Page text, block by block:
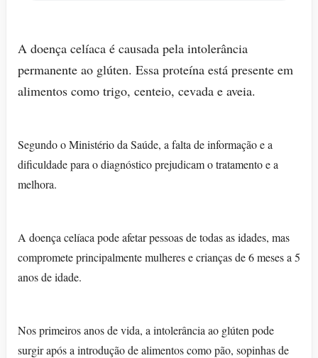
A doença celíaca é causada pela intolerância
permanente ao glúten. Essa proteína está presente em
alimentos como trigo, centeio, cevada e aveia.
Segundo o Ministério da Saúde, a falta de informação e a
dificuldade para o diagnóstico prejudicam o tratamento e a
melhora.
A doença celíaca pode afetar pessoas de todas as idades, mas
compromete principalmente mulheres e crianças de 6 meses a 5
anos de idade.
Nos primeiros anos de vida, a intolerância ao glúten pode
surgir após a introdução de alimentos como pão, sopinhas de